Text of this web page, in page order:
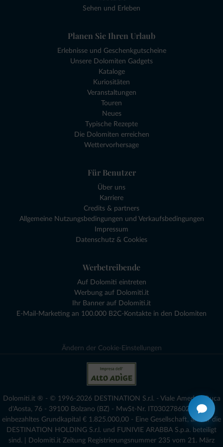
Sehen und Erleben
Planen Sie Ihren Urlaub
Erlebnisse und Geschenkgutscheine
Unsere Dolomiten Gadgets
Kataloge
Kuriositäten
Veranstaltungen
Touren
Neues
Typische Rezepte
Die Dolomiten erreichen
Wettervorhersage
Für Benutzer
Über uns
Karriere
Credits & partners
Allgemeine Nutzungsbedingungen und Verkaufsbedingungen
Impressum
Datenschutz & Cookies
Werbetreibende
Auf Dolomiti eintreten
Werbung auf Dolomiti.it
Ihr Banner auf Dolomiti.it
E-Mail-Marketing an 100.000 B2C-Kontakte in den Dolomiten
Ändern der Cookie-Einstellungen
Dolomiti.it ® - © 1996-2026 DESTINATION S.r.l. - Viale Amedeo Duca
d'Aosta, 76 - 39100 Bolzano (BZ) - MwSt-Nr. IT03027860216 - voll
einbezahltes Grundkapital € 1.825.000,00 - Eine Gesellschaft, an der die
DESTINATION HOLDING S.r.l. und FUNIVIE ARABBA S.p.a. beteiligt
sind. | Dolomiti.it Zeitung Registrierungsnummer 235 vom 21. März